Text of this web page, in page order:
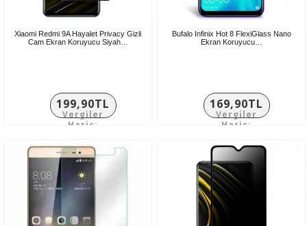
Xiaomi Redmi 9A Hayalet Privacy Gizli
Cam Ekran Koruyucu Siyah…
199,90TL
Vergiler
Hariç:
Bufalo Infinix Hot 8 FlexiGlass Nano
Ekran Koruyucu…
169,90TL
Vergiler
Hariç: